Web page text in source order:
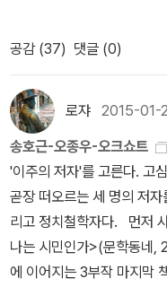
체의 형상으로 보면 그 이
대상이었던 백성이 (인민,
근에 나온 '고종 시리즈'에
구입했다). 고종에 대해선 이태진 교수의 <고종시대의 재조명>(20
00)과 함규진 교수의 <조
으로나 중립적으로 보려고
노 고종>이 그 대척점에 있
기보다는 시대라는 프리즘
근대라는 시각(이런 시각의 책들
을 수용하는 과정에서의 차
째 저서 <지배받는 지배자
파에 대한 의존성과 그 한
년 이후 한국사회를 관통하
불운동, 황우석 사태, 4대
실체를 벗겨내고 누가 이
들이 누구인지 밝혀내고자
록을 이제 책으로 엮어낸다
지난 한국사회의 적폐의 핵
새로운 민주주의로 나아가
목해야 한다는 것이다. 지
다!''지민'이란 말이 널리 쓰
공감 (37) 댓글 (0)
로쟈 2015-01-
송호근-오종우-오크쇼트
'이주의 저자'를 고른다. 고
곧장 떠오르는 세 명의 저
리고 정치철학자다. 먼저
나는 시민인가>(문학동네,
에 이어지는 3부작 마지막